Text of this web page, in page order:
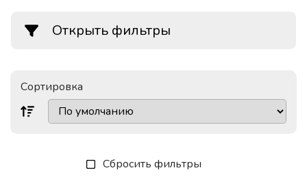
Открыть фильтры
Сортировка
Сбросить фильтры